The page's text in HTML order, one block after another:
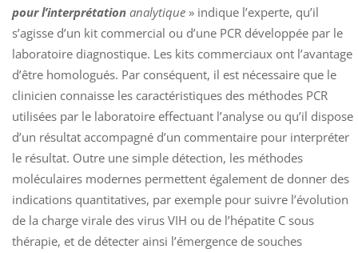
pour l’interprétation analytique » indique l’experte, qu’il
s’agisse d’un kit commercial ou d’une PCR développée par le
laboratoire diagnostique. Les kits commerciaux ont l’avantage
d’être homologués. Par conséquent, il est nécessaire que le
clinicien connaisse les caractéristiques des méthodes PCR
utilisées par le laboratoire effectuant l’analyse ou qu’il dispose
d’un résultat accompagné d’un commentaire pour interpréter
le résultat. Outre une simple détection, les méthodes
moléculaires modernes permettent également de donner des
indications quantitatives, par exemple pour suivre l’évolution
de la charge virale des virus VIH ou de l’hépatite C sous
thérapie, et de détecter ainsi l’émergence de souches